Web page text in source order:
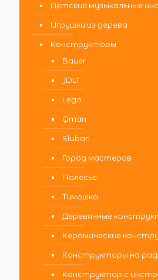
Детские музыкальные
Игрушки из дерева
Конструкторы
Bauer
JDLT
Lego
Qman
Sluban
Город мастеров
Полесье
Тимошка
Деревянные
Керамические
Конструкторы на
Конструктор с